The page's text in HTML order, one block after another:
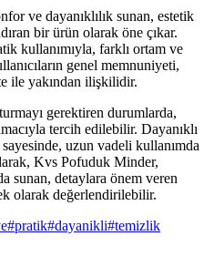
ve dayanıklılık sunan, estetik
bir ürün olarak öne çıkar.
kullanımıyla, farklı ortam ve
genel memnuniyeti,
ile yakından ilişkilidir.
gerektiren durumlarda,
tercih edilebilir. Dayanıklı
uzun vadeli kullanımda
Kvs Pofuduk Minder,
sunan, detaylara önem veren
olarak değerlendirilebilir.
#pratik#dayanikli#temizlik